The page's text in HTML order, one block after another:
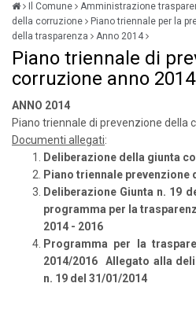
Il Comune Amministrazione
della corruzione
Piano triennale per la
della trasparenza
Anno 2014
Piano triennale di
corruzione anno 2014
ANNO 2014
Piano triennale di prevenzione della
Documenti allegati:
Deliberazione della giunta
Piano triennale prevenzione
Deliberazione Giunta n. 19
programma per la
2014 - 2016
Programma per la
2014/2016 Allegato alla
n. 19 del 31/01/2014